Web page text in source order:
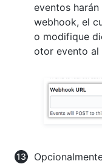
eventos
webhook, el
o modifique
otor evento al